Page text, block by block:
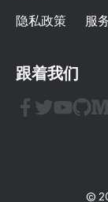
隐私政策 服
跟着我们
©